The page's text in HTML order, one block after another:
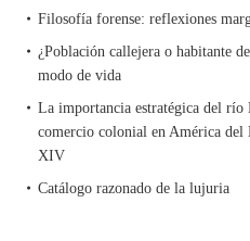
Filosofía forense: reflexiones
¿Población callejera o habitante
modo de vida
La importancia estratégica del río
comercio colonial en América
XIV
Catálogo razonado de la lujuria